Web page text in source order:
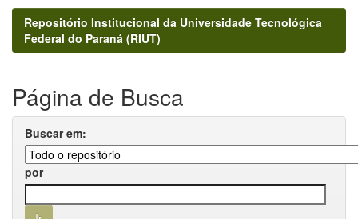
Repositório Institucional da Universidade Tecnológica
Federal do Paraná (RIUT)
Página de Busca
Buscar em:
por